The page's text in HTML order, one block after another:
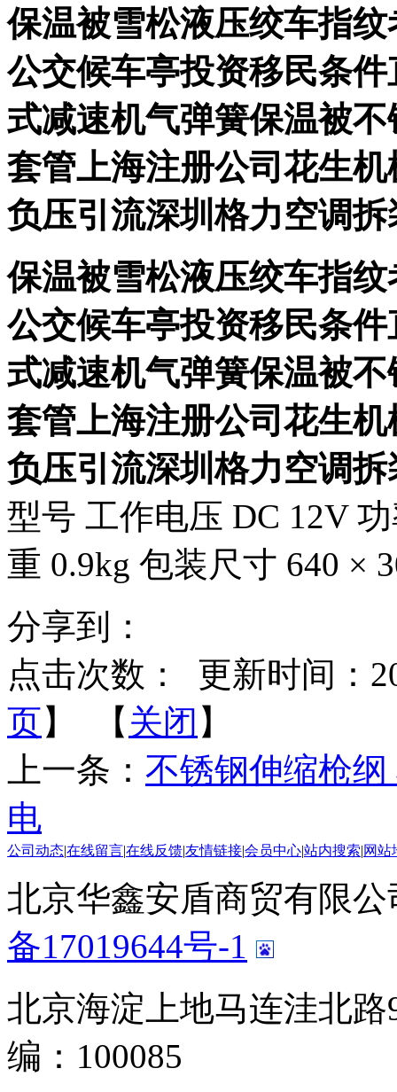
保温被雪松液压绞车指
公交候车亭投资移民条
式减速机气弹簧保温被
套管上海注册公司花生
负压引流深圳格力空调拆
保温被雪松液压绞车指
公交候车亭投资移民条
式减速机气弹簧保温被
套管上海注册公司花生
负压引流深圳格力空调拆
型号 工作电压 DC 12V
重 0.9kg 包装尺寸 640 ×
分享到：
点击次数：
更新时间：
页】 【 关闭 】
上一条： 不锈钢伸缩枪
电
公司动态|在线留言|在线反馈|友情链接|会员中心|站内搜索|网站
北京华鑫安盾商贸有限
备17019644号-1
北京海淀上地马连洼北
编：100085